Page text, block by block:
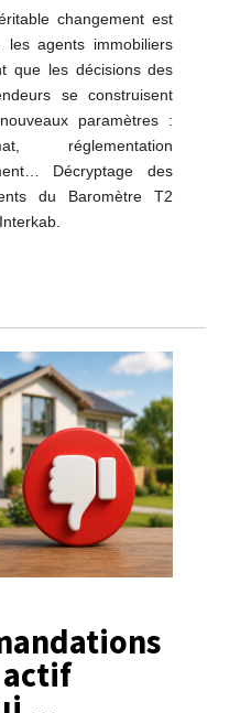
changement est
agents immobiliers
que les décisions des
se construisent
paramètres :
réglementation
Décryptage des
du Baromètre T2
actif